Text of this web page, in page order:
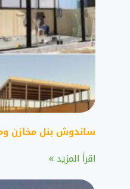
ساندوش بنل مخازن
اقرأ المزيد »